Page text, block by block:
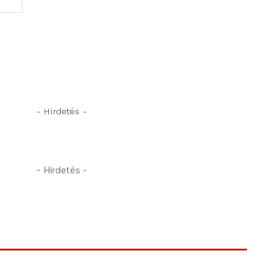
- Hirdetés -
- Hirdetés -